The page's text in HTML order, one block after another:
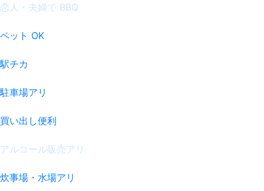
恋人・夫婦で BBQ
ペット OK
駅チカ
駐車場アリ
買い出し便利
アルコール販売アリ
炊事場・水場アリ